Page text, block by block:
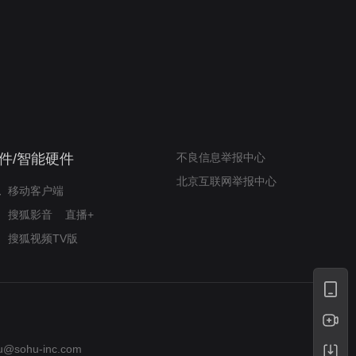
/智能硬件
移动客户端
搜狐影音
直播+
搜狐视频TV版
不良信息举报中心
北京互联网举报中心
inc.com